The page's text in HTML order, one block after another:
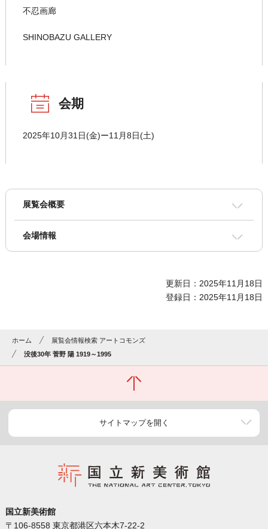
不忍画廊
SHINOBAZU GALLERY
会期
2025年10月31日(金)ー11月8日(土)
展覧会概要
会場情報
更新日：2025年11月18日
登録日：2025年11月18日
ホーム
展覧会情報検索 アートコモンズ
没後30年 菅野 陽 1919～1995
サイトマップを開く
国立新美術館
〒106-8558 東京都港区六本木7-22-2